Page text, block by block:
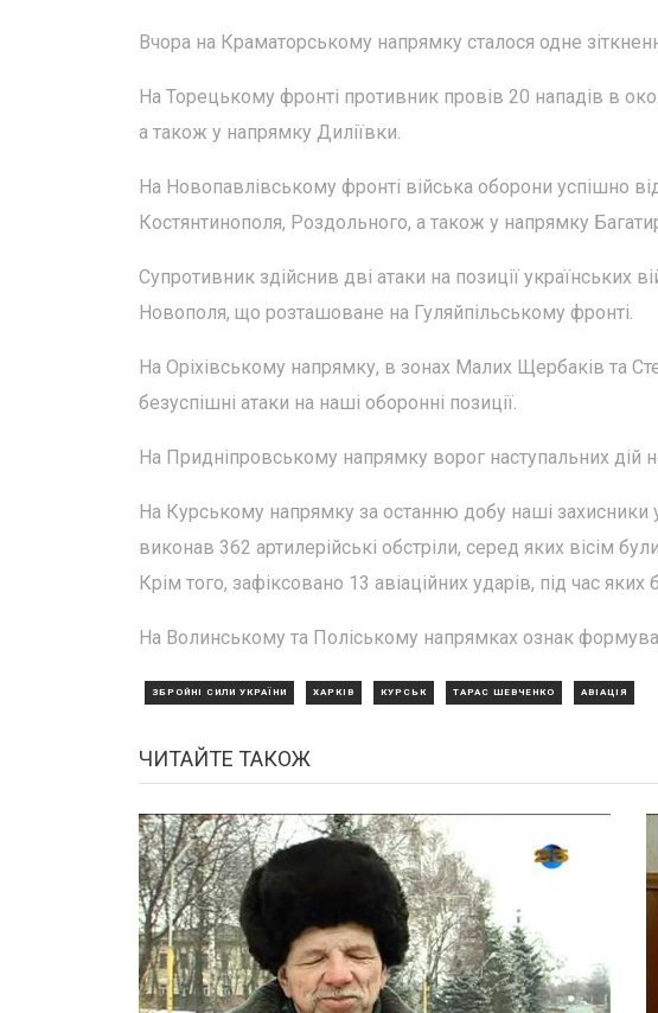
Вчора на Краматорському напрямку сталося одне
На Торецькому фронті противник провів 20 нападів в
а також у напрямку Диліївки.
На Новопавлівському фронті війська оборони успішно
Костянтинополя, Роздольного, а також у напрямку
Супротивник здійснив дві атаки на позиції українських
Новополя, що розташоване на Гуляйпільському фронті.
На Оріхівському напрямку, в зонах Малих Щербаків та
безуспішні атаки на наші оборонні позиції.
На Придніпровському напрямку ворог наступальних дій
На Курському напрямку за останню добу наші захисники
виконав 362 артилерійські обстріли, серед яких вісім
Крім того, зафіксовано 13 авіаційних ударів, під час
На Волинському та Поліському напрямках ознак
ЗБРОЙНІ СИЛИ УКРАЇНИ ХАРКІВ КУРСЬК ТАРАС ШЕВЧЕНКО АВІАЦІЯ
ЧИТАЙТЕ ТАКОЖ